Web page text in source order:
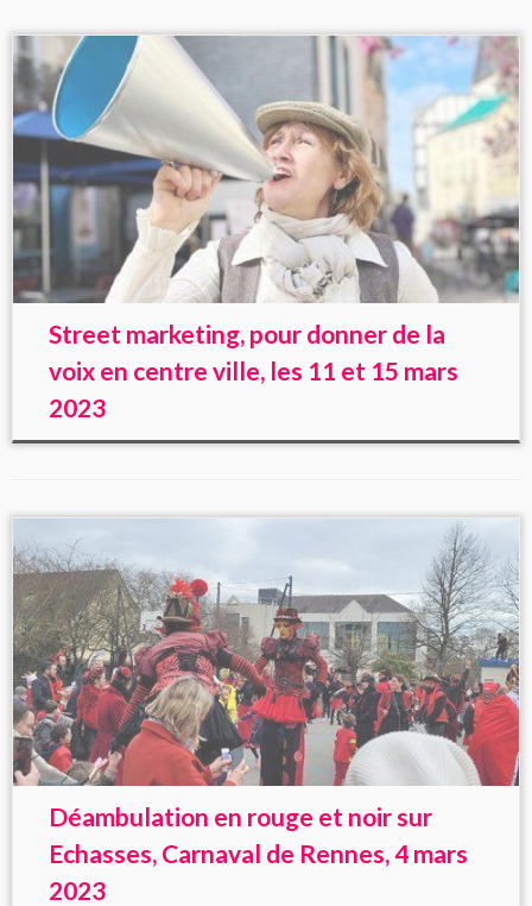
Street marketing, pour donner de la
voix en centre ville, les 11 et 15 mars
2023
Déambulation en rouge et noir sur
Echasses, Carnaval de Rennes, 4 mars
2023